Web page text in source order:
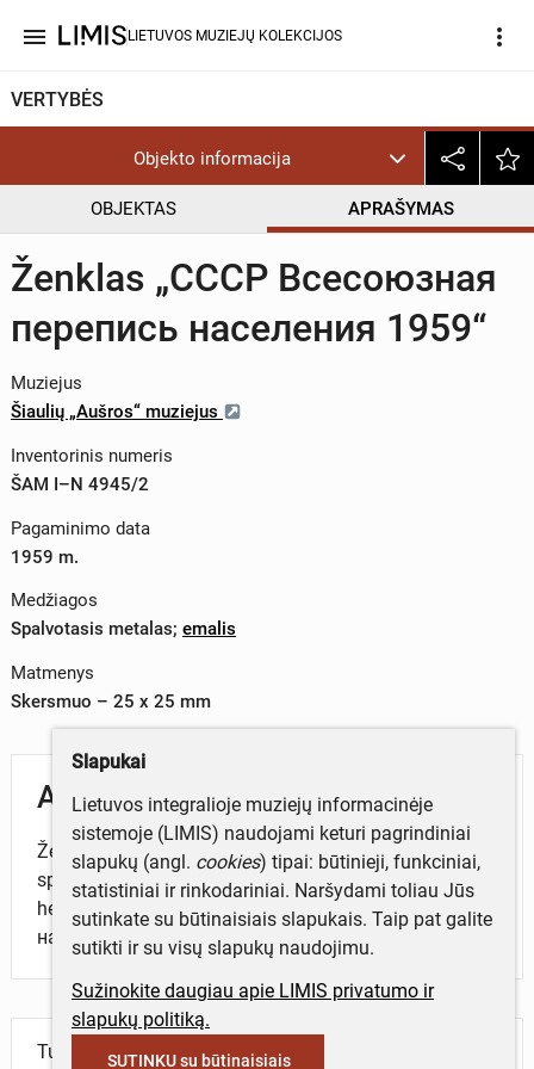
menu LIETUVOS MUZIEJŲ KOLEKCIJOS more_vert
VERTYBĖS
Objekto informacija
OBJEKTAS APRAŠYMAS
Ženklas „СССР Всесоюзная
перепись населения 1959“
Muziejus
Šiaulių „Aušros“ muziejus
Inventorinis numeris
ŠAM I–N 4945/2
Pagaminimo data
1959 m.
Medžiagos
Spalvotasis metalas; emalis
Matmenys
Skersmuo – 25 x 25 mm
Aprašymas
Ženklas aštuoniakampio formos, raudonos ir mėlynos
spalvų emalės fone pavaizduoti: SSSR kontūrai,
herbas ir tekstas rusų k: „СССР Всесаюзная перепись
населения 1959“ (Parašiutininkui žymūnui).
Turite daugiau informacijos apie objektą?
Slapukai
Lietuvos integralioje muziejų informacinėje
sistemoje (LIMIS) naudojami keturi pagrindiniai
slapukų (angl. cookies) tipai: būtinieji, funkciniai,
statistiniai ir rinkodariniai. Naršydami toliau Jūs
sutinkate su būtinaisiais slapukais. Taip pat galite
sutikti ir su visų slapukų naudojimu.
Sužinokite daugiau apie LIMIS privatumo ir
slapukų politiką.
SUTINKU su būtinaisiais